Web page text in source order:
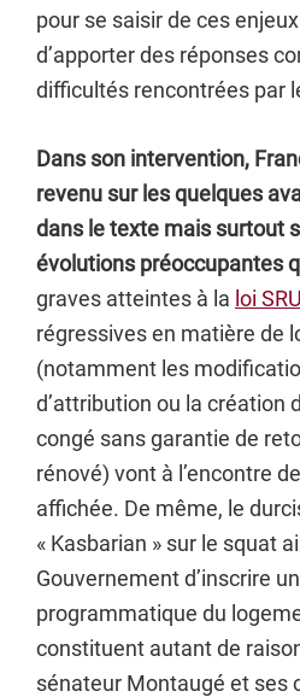
pour se saisir de ces
d’apporter des réponses
difficultés rencontrées par
Dans son intervention,
revenu sur les quelques
dans le texte mais surtout
évolutions préoccupantes
graves atteintes à la loi SRU
régressives en matière de
(notamment les
d’attribution ou la création
congé sans garantie de
rénové) vont à l’encontre
affichée. De même, le
« Kasbarian » sur le squat
Gouvernement d’inscrire
programmatique du
constituent autant de
sénateur Montaugé et ses